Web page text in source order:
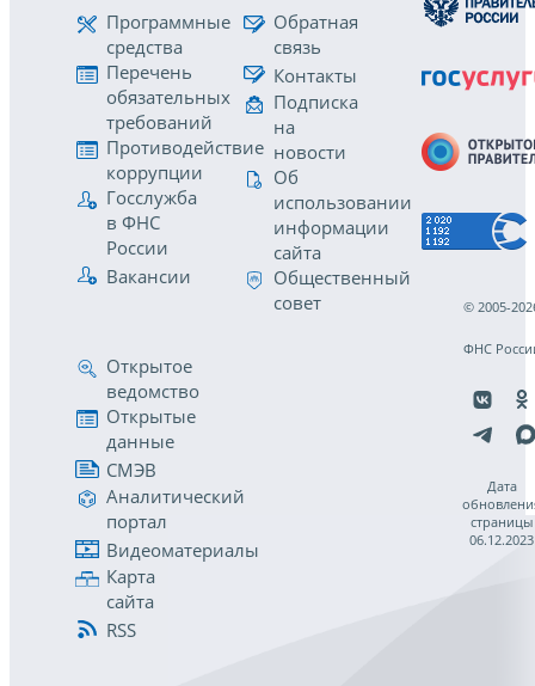
Программные
средства
Перечень
обязательных
требований
Противодействие
коррупции
Госслужба
в ФНС
России
Вакансии
Обратная
связь
Контакты
Подписка
на
новости
Об
использовании
информации
сайта
Общественный
совет
Открытое
ведомство
Открытые
данные
СМЭВ
Аналитический
портал
Видеоматериалы
Карта
сайта
RSS
© 2005-
ФНС
Дата
страницы
06.12.2023